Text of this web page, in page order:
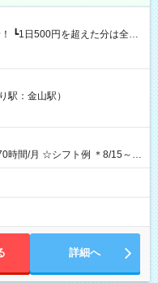
となります ★日払い
に現金GET♪ お仕事後はコン
駅：金山駅）
例 ＊8/15～
17：00～21：00 ＊8/31
12：00～16：00 ＊9/6～
詳細へ